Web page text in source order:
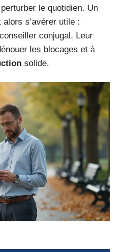
le quotidien. Un
s’avérer utile :
conjugal. Leur
les blocages et à
solide.